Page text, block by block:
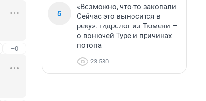
–0
5
«Возможно, что-то закопали.
Сейчас это выносится в
реку»: гидролог из Тюмени —
о вонючей Туре и причинах
потопа
23 580